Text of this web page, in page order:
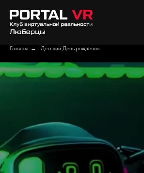
Главная → Детский День рождения